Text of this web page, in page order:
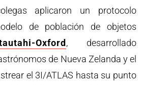
aplicaron un protocolo
de población de objetos
Oxford, desarrollado
de Nueva Zelanda y el
el 3I/ATLAS hasta su punto